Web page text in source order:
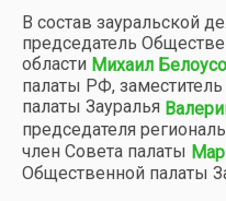
В состав зауральской
председатель
области Михаил
палаты РФ,
палаты Зауралья
председателя
член Совета палаты
Общественной палаты